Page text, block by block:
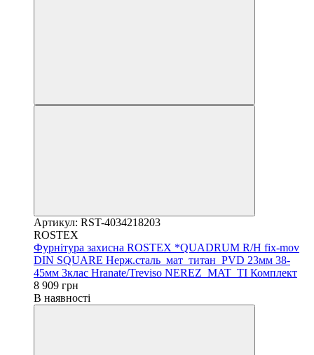
Артикул: RST-4034218203
ROSTEX
Фурнітура захисна ROSTEX *QUADRUM R/H fix-mov
DIN SQUARE Нерж.сталь_мат_титан_PVD 23мм 38-
45мм 3клас Hranate/Treviso NEREZ_MAT_TI Комплект
8 909 грн
В наявності